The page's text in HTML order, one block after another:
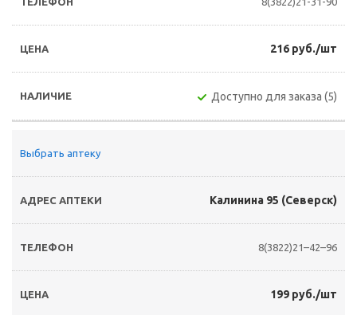
216 руб./шт
Доступно для заказа (5)
Выбрать аптеку
Калинина 95 (Северск)
8(3822)21–42–96
199 руб./шт